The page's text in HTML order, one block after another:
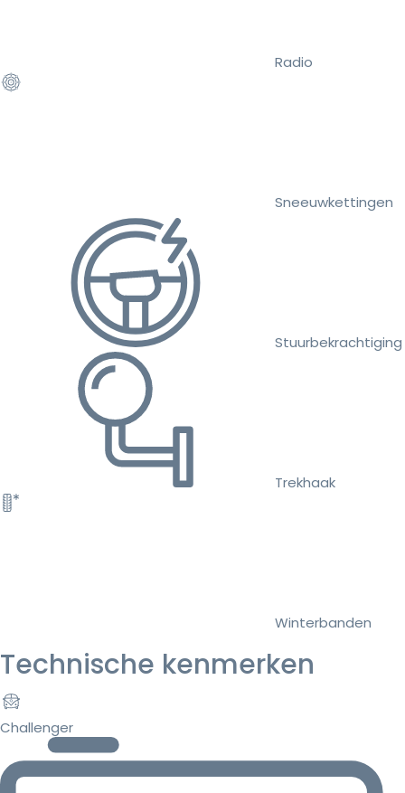
Radio
Sneeuwkettingen
Stuurbekrachtiging
Trekhaak
Winterbanden
Technische kenmerken
Challenger